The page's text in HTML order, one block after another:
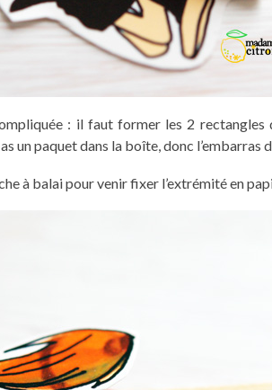
: il faut former les 2 rectangles
un paquet dans la boîte, donc l’embarras
à balai pour venir fixer l’extrémité en